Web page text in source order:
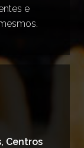
e
Centros